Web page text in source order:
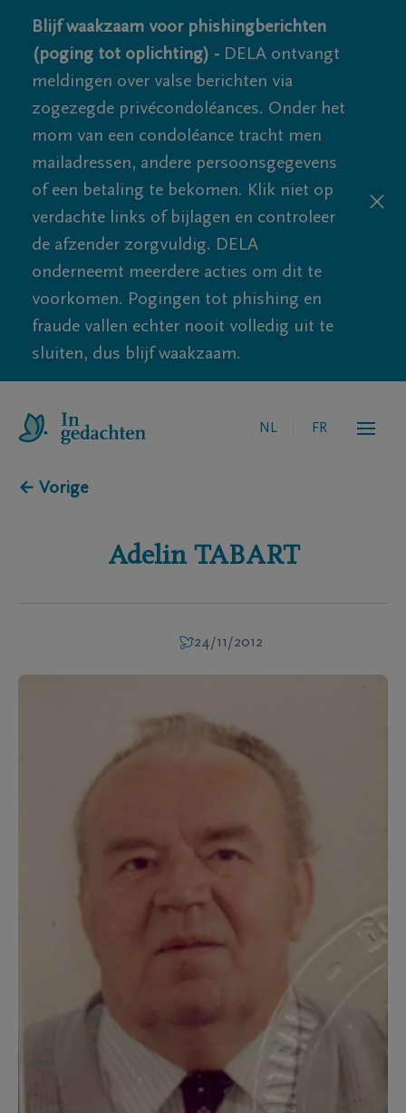
Blijf waakzaam voor phishingberichten
(poging tot oplichting) - DELA ontvangt
meldingen over valse berichten via
zogezegde privécondoléances. Onder het
mom van een condoléance tracht men
mailadressen, andere persoonsgegevens
of een betaling te bekomen. Klik niet op
verdachte links of bijlagen en controleer
de afzender zorgvuldig. DELA
onderneemt meerdere acties om dit te
voorkomen. Pogingen tot phishing en
fraude vallen echter nooit volledig uit te
sluiten, dus blijf waakzaam.
NL FR
← Vorige
Adelin TABART
24/11/2012